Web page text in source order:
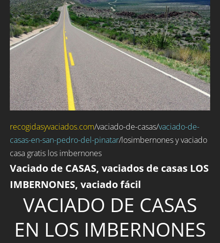
recogidasyvaciados.com/vaciado-de-casas/vaciado-de-
casas-en-san-pedro-del-pinatar/losimbernones y vaciado
casa gratis los imbernones
Vaciado de CASAS, vaciados de casas LOS
IMBERNONES, vaciado fácil
VACIADO DE CASAS
EN LOS IMBERNONES